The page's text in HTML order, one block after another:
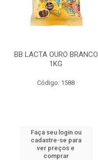
BB LACTA OURO BRANCO
1KG
Código: 1588
Faça seu login ou
cadastre-se para
ver preços e
comprar